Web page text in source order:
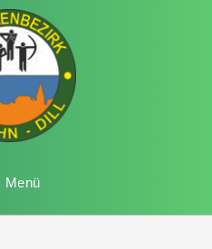
Menü